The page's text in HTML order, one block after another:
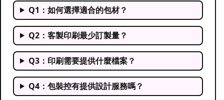
Q1：如何選擇適合的包材？
Q2：客製印刷最少訂製量？
Q3：印刷需要提供什麼檔案？
Q4：包裝控有提供設計服務嗎？